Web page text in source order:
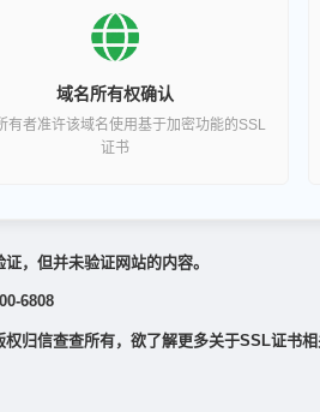
域名所有权确认
有者准许该域名使用基于加密功能的SSL
证书
，但并未验证网站的内容。
6808
归信查查所有，欲了解更多关于SSL证书